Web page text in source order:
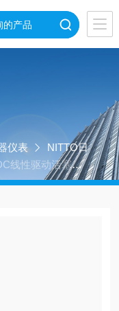
仪表
NITTO日
线性驱动活塞压